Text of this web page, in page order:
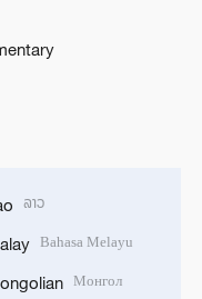
ລາວ
Bahasa Melayu
Монгол